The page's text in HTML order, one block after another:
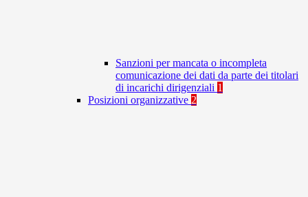
Sanzioni per mancata o incompleta
comunicazione dei dati da parte dei titolari
di incarichi dirigenziali 1
Posizioni organizzative 2